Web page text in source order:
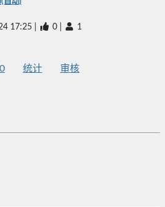
17:25 0 1
0 统计 审核